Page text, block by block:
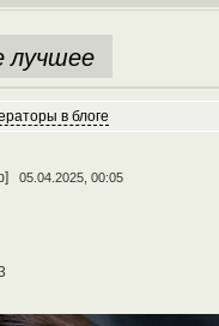
лучшее
в блоге
05.04.2025, 00:05